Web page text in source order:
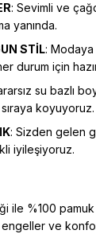
: Sevimli ve
yanında.
STİL:
durum için
su bazlı
koyuyoruz.
: Sizden gelen
iyileşiyoruz.
ile %100
ve